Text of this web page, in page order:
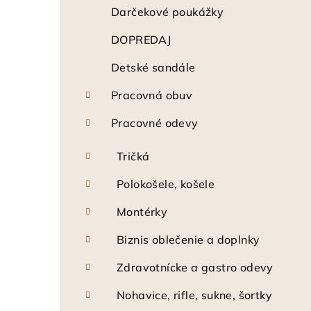
Darčekové poukážky
DOPREDAJ
Detské sandále
Pracovná obuv
Pracovné odevy
Tričká
Polokošele, košele
Montérky
Biznis oblečenie a doplnky
Zdravotnícke a gastro odevy
Nohavice, rifle, sukne, šortky